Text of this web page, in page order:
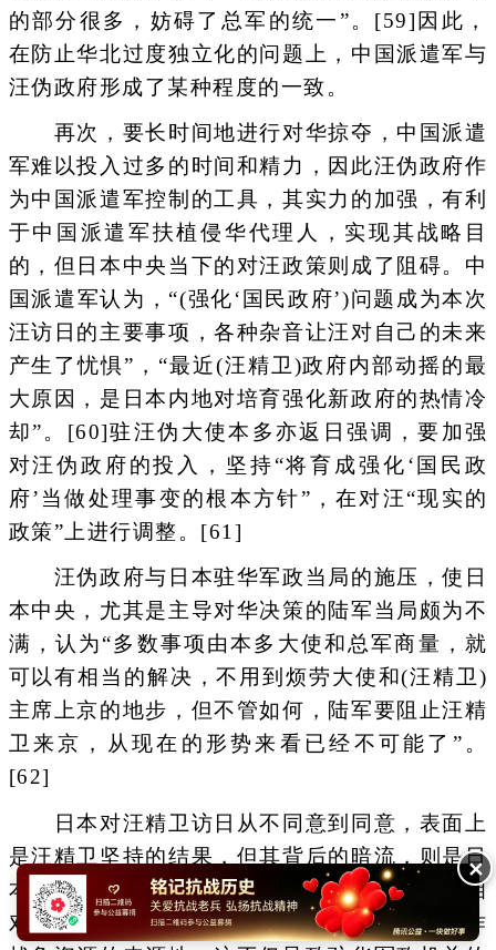
的部分很多，妨碍了总军的统一”。[59]因此，
在防止华北过度独立化的问题上，中国派遣军与
汪伪政府形成了某种程度的一致。
再次，要长时间地进行对华掠夺，中国派遣
军难以投入过多的时间和精力，因此汪伪政府作
为中国派遣军控制的工具，其实力的加强，有利
于中国派遣军扶植侵华代理人，实现其战略目
的，但日本中央当下的对汪政策则成了阻碍。中
国派遣军认为，“(强化‘国民政府’)问题成为本次
汪访日的主要事项，各种杂音让汪对自己的未来
产生了忧惧”，“最近(汪精卫)政府内部动摇的最
大原因，是日本内地对培育强化新政府的热情冷
却”。[60]驻汪伪大使本多亦返日强调，要加强
对汪伪政府的投入，坚持“将育成强化‘国民政
府’当做处理事变的根本方针”，在对汪“现实的
政策”上进行调整。[61]
汪伪政府与日本驻华军政当局的施压，使日
本中央，尤其是主导对华决策的陆军当局颇为不
满，认为“多数事项由本多大使和总军商量，就
可以有相当的解决，不用到烦劳大使和(汪精卫)
主席上京的地步，但不管如何，陆军要阻止汪精
卫来京，从现在的形势来看已经不可能了”。
[62]
日本对汪精卫访日从不同意到同意，表面上
是汪精卫坚持的结果，但其背后的暗流，则是日
本内部的利益争执。日本中央转移战略重心，相
对降低中国战场在对外战略中的地位，将之当作
✕